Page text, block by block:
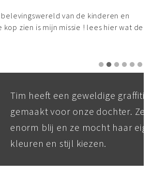
van de kinderen en
zien is mijn missie ! lees hier wat de
geweldige graffiti
onze dochter. Ze is echt
en ze mocht haar eigen
stijl kiezen.